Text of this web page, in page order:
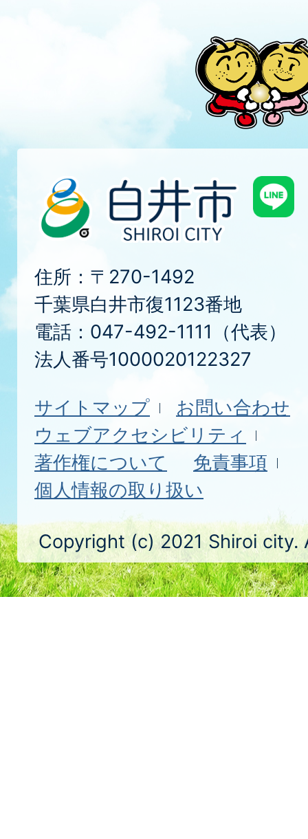
住所：〒270-1492
千葉県白井市復1123番地
電話：047-492-1111（代表）
法人番号1000020122327
サイトマップ
お問い合わせ
ウェブアクセシビリティ
著作権について
免責事項
個人情報の取り扱い
Copyright (c) 2021 Shiroi city.